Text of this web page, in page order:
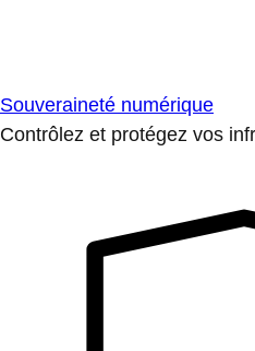
Souveraineté numérique
Contrôlez et protégez vos